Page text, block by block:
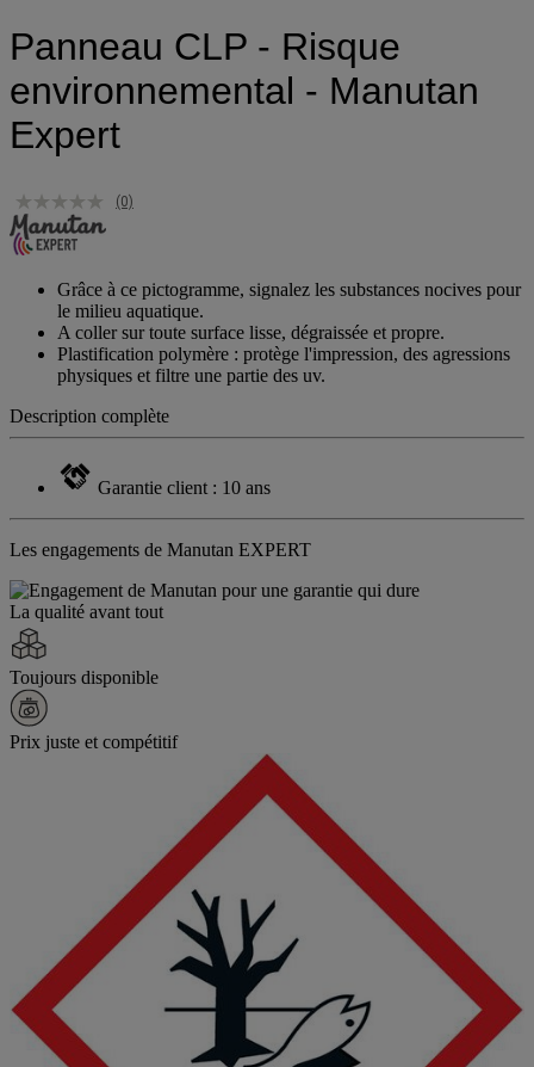
Panneau CLP - Risque
environnemental - Manutan
Expert
(0)
Grâce à ce pictogramme, signalez les substances nocives pour
le milieu aquatique.
A coller sur toute surface lisse, dégraissée et propre.
Plastification polymère : protège l'impression, des agressions
physiques et filtre une partie des uv.
Description complète
Garantie client : 10 ans
Les engagements de Manutan EXPERT
La qualité avant tout
Toujours disponible
Prix juste et compétitif